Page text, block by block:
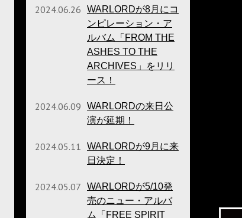
2024.06.26
WARLORDが8月にコ
ンピレーション・ア
ルバム「FROM THE
ASHES TO THE
ARCHIVES」をリリ
ース！
2024.06.09
WARLORDの来日公
演が延期！
2024.05.11
WARLORDが9月に来
日決定！
2024.05.07
WARLORDが5/10発
売のニュー・アルバ
ム「FREE SPIRIT